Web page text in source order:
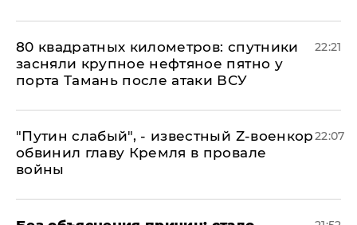
80 квадратных километров: спутники
засняли крупное нефтяное пятно у
порта Тамань после атаки ВСУ
22:21
​"Путин слабый", - известный Z-военкор
обвинил главу Кремля в провале
войны
22:07